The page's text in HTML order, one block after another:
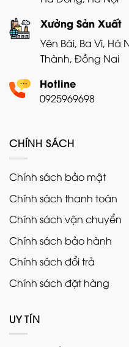
Xưởng Sản Xuất
Yên Bài, Ba Vì, Hà
Thành, Đồng Nai
Hotline
0925969698
CHÍNH SÁCH
Chính sách bảo mật
Chính sách thanh toán
Chính sách vận chuyển
Chính sách bảo hành
Chính sách đổi trả
Chính sách đặt hàng
UY TÍN